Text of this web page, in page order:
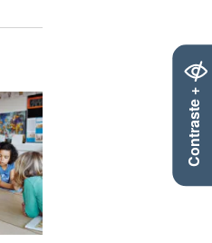
Contraste +